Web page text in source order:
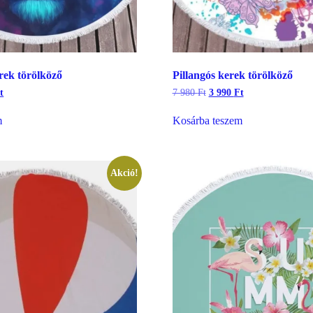
törölköző
Current
Pillangós kerek törölköző
7 980Ft Original
7
3 990 FtCurrent
Kosárba teszem
Akció!